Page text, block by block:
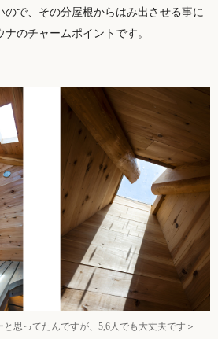
ので、その分屋根からはみ出させる事に
のチャームポイントです。
と思ってたんですが、5,6人でも大丈夫です＞